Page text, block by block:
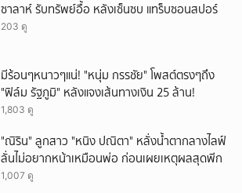
ซาลาห์ รับทรัพย์อื้อ หลังเซ็นซบ แทร็บซอนสปอร์
203 ดู
มีร้อนๆหนาวๆแน่! "หนุ่ม กรรชัย" โพสต์ตรงๆถึง
"ฟิล์ม รัฐภูมิ" หลังแจงเส้นทางเงิน 25 ล้าน!
1,803 ดู
"ณิริน" ลูกสาว "หนิง ปณิตา" หลั่งน้ำตากลางไลฟ์
ลั่นไม่อยากหน้าเหมือนพ่อ ก่อนเผยเหตุผลสุดพีก
1,007 ดู